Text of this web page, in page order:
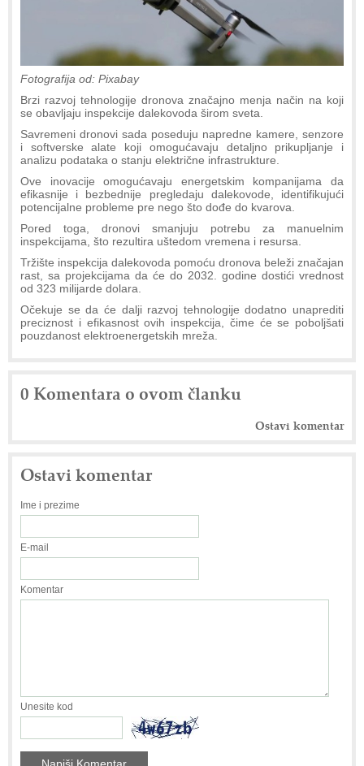
Fotografija od: Pixabay
Brzi razvoj tehnologije dronova značajno menja način na koji
se obavljaju inspekcije dalekovoda širom sveta.
Savremeni dronovi sada poseduju napredne kamere, senzore
i softverske alate koji omogućavaju detaljno prikupljanje i
analizu podataka o stanju električne infrastrukture.
Ove inovacije omogućavaju energetskim kompanijama da
efikasnije i bezbednije pregledaju dalekovode, identifikujući
potencijalne probleme pre nego što dođe do kvarova.
Pored toga, dronovi smanjuju potrebu za manuelnim
inspekcijama, što rezultira uštedom vremena i resursa.
Tržište inspekcija dalekovoda pomoću dronova beleži značajan
rast, sa projekcijama da će do 2032. godine dostići vrednost
od 323 milijarde dolara.
Očekuje se da će dalji razvoj tehnologije dodatno unaprediti
preciznost i efikasnost ovih inspekcija, čime će se poboljšati
pouzdanost elektroenergetskih mreža.
0 Komentara o ovom članku
Ostavi komentar
Ostavi komentar
Ime i prezime
E-mail
Komentar
Unesite kod